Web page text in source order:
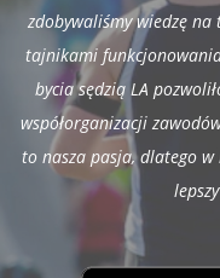
zdobywaliśmy wiedzę
tajnikami
bycia sędzią LA
współorganizacji
to nasza pasja, dlatego w